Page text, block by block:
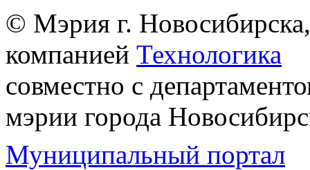
© Мэрия г.
компанией Технологика
совместно с
мэрии города
Муниципальный портал